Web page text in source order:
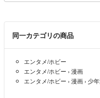
同一カテゴリの商品
エンタメ/ホビー
エンタメ/ホビー › 漫画
エンタメ/ホビー › 漫画 › 少